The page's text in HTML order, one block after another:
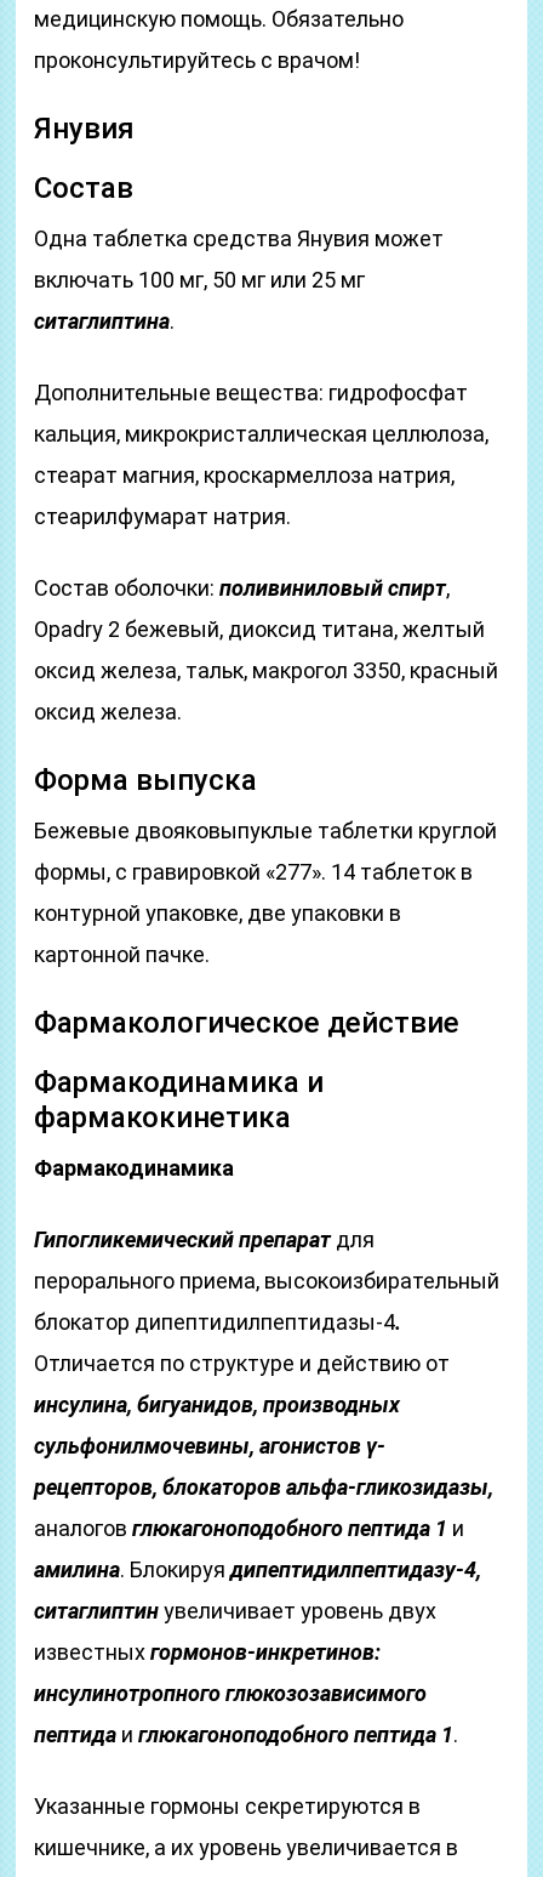
медицинскую помощь. Обязательно
проконсультируйтесь с врачом!
Янувия
Состав
Одна таблетка средства Янувия может
включать 100 мг, 50 мг или 25 мг
ситаглиптина.
Дополнительные вещества: гидрофосфат
кальция, микрокристаллическая целлюлоза,
стеарат магния, кроскармеллоза натрия,
стеарилфумарат натрия.
Состав оболочки:поливиниловый спирт,
Opadry 2 бежевый, диоксид титана, желтый
оксид железа, тальк, макрогол 3350, красный
оксид железа.
Форма выпуска
Бежевые двояковыпуклые таблетки круглой
формы, с гравировкой «277». 14 таблеток в
контурной упаковке, две упаковки в
картонной пачке.
Фармакологическое действие
Фармакодинамика и
фармакокинетика
Фармакодинамика
Гипогликемический препарат для
перорального приема, высокоизбирательный
блокатор дипептидилпептидазы-4.
Отличается по структуре и действию от
инсулина, бигуанидов, производных
сульфонилмочевины, агонистов γ-
рецепторов, блокаторов альфа-гликозидазы,
аналоговглюкагоноподобного пептида 1 и
амилина. Блокируядипептидилпептидазу-4,
ситаглиптин увеличивает уровень двух
известныхгормонов-инкретинов:
инсулинотропного глюкозозависимого
пептида иглюкагоноподобного пептида 1.
Указанные гормоны секретируются в
кишечнике, а их уровень увеличивается в